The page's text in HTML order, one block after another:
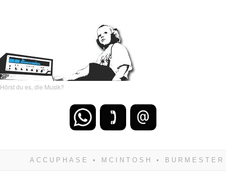
Hörst du es, die Musik?
zwangsläufig siegen! Und noch was: Hifi